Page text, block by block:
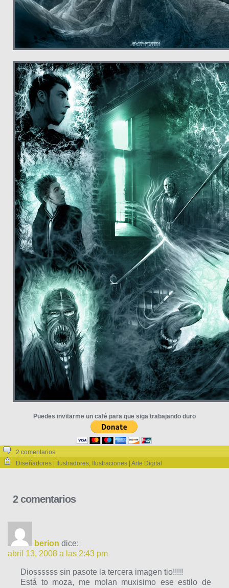
Puedes invitarme un café para que siga trabajando duro
2 comentarios
Diseñadores | Ilustradores, Ilustraciones | Arte Digital
2 comentarios
berion dice:
abril 13, 2008 a las 2:43 pm
Diossssss sin pasote la tercera imagen tio!!!!!
Está to moza, me molan muxisimo ese estilo de